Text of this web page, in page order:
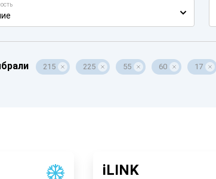
215 225 55 60 17
iLINK